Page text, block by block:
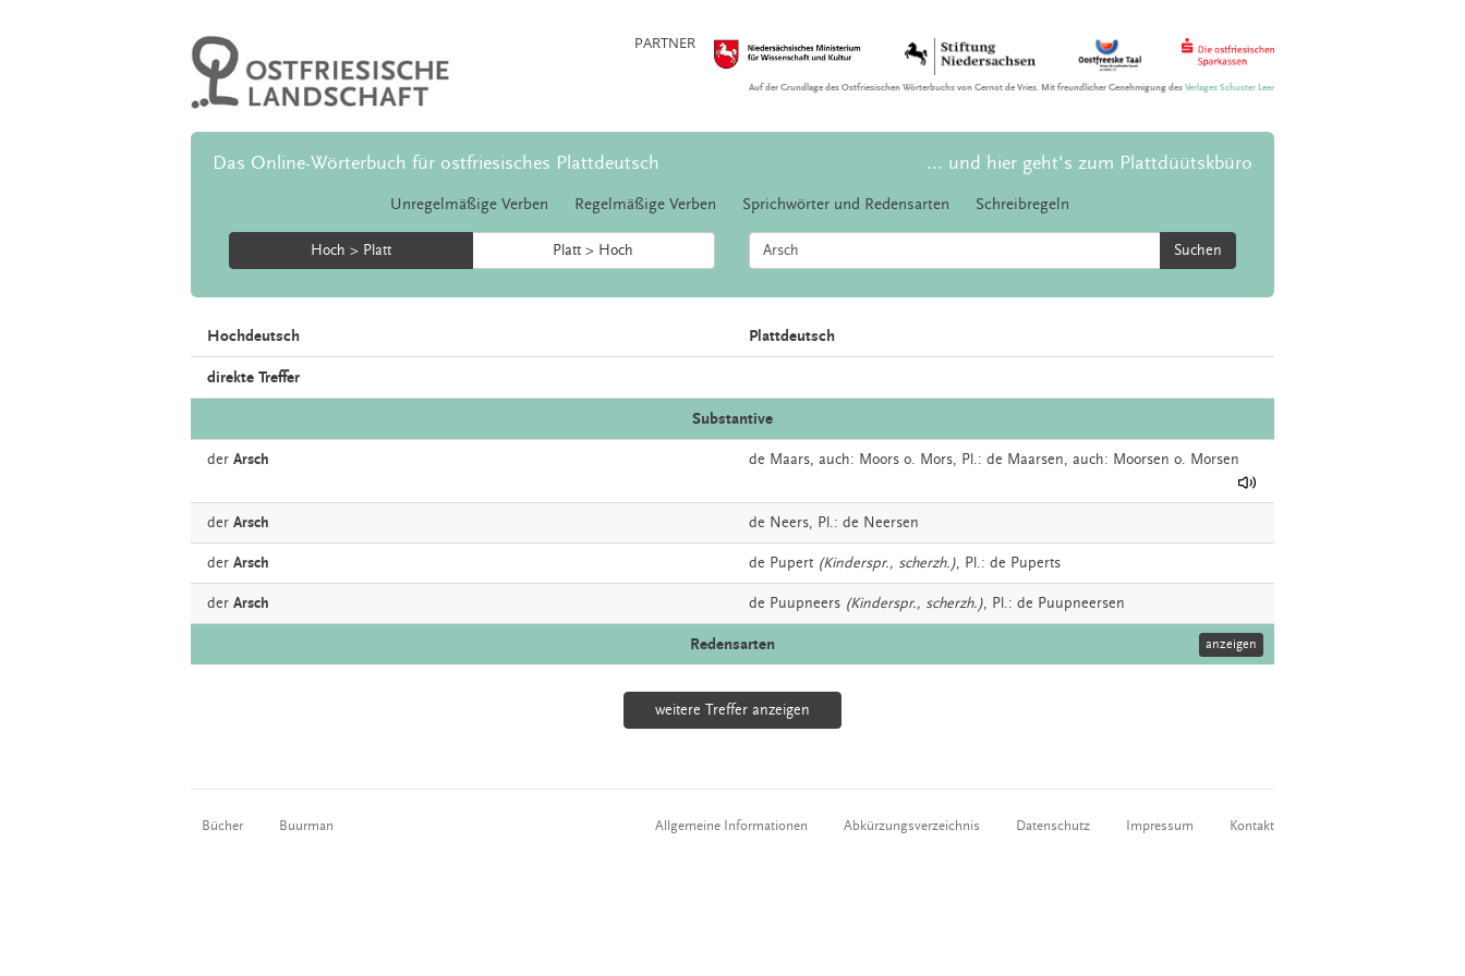
PARTNER
Auf der Grundlage des Ostfriesischen Wörterbuchs von Gernot de Vries. Mit freundlicher Genehmigung desVerlages Schuster Leer
Das Online-Wörterbuch für ostfriesisches Plattdeutsch ... und hier geht's zum Plattdüütskbüro
Unregelmäßige Verben Regelmäßige Verben Sprichwörter und Redensarten Schreibregeln
Hoch > Platt Platt > Hoch Suchen
Hochdeutsch Plattdeutsch
direkte Treffer
Substantive
der Arsch de Maars, auch: Moors o. Mors, Pl.: de Maarsen, auch: Moorsen o. Morsen
der Arsch de Neers, Pl.: de Neersen
der Arsch de Pupert (Kinderspr., scherzh.), Pl.: de Puperts
der Arsch de Puupneers (Kinderspr., scherzh.), Pl.: de Puupneersen
Redensarten anzeigen
weitere Treffer anzeigen
Bücher Buurman Allgemeine Informationen Abkürzungsverzeichnis Datenschutz Impressum Kontakt